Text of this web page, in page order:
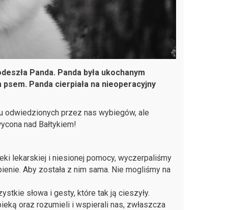
Panda. Panda była ukochanym
Panda cierpiała na nieoperacyjny
odwiedzionych przez nas wybiegów, ale
nad Bałtykiem!
lekarskiej i niesionej pomocy, wyczerpaliśmy
Aby została z nim sama. Nie mogliśmy na
słowa i gesty, które tak ją cieszyły.
oraz rozumieli i wspierali nas, zwłaszcza